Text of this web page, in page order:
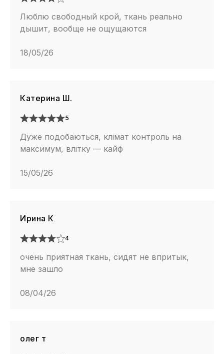
Люблю свободный крой, ткань реально
дышит, вообще не ощущаются
18/05/26
Катерина Ш.
5
Дуже подобаються, клімат контроль на
максимум, влітку — кайф
15/05/26
Ирина К
4
очень приятная ткань, сидят не впритык,
мне зашло
08/04/26
олег т